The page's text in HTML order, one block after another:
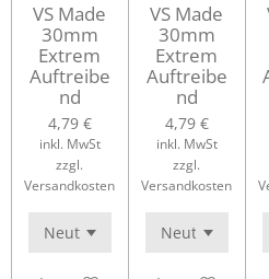
VS Made
30mm
Extrem
Auftreibe
nd
4,79 €
inkl. MwSt
zzgl.
Versandkosten
VS Made
30mm
Extrem
Auftreibe
nd
4,79 €
inkl. MwSt
zzgl.
Versandkosten